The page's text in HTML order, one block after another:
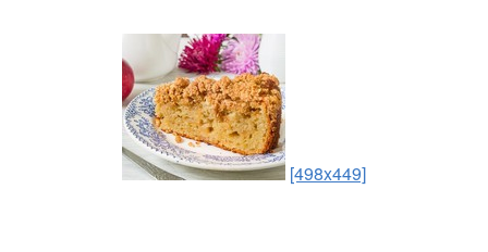
[498x449]